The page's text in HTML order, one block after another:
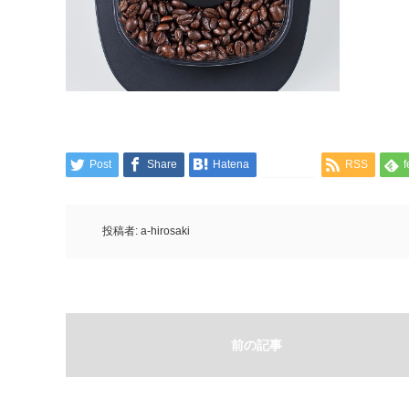
Post Share Hatena RSS
投稿者: a-hirosaki
前の記事